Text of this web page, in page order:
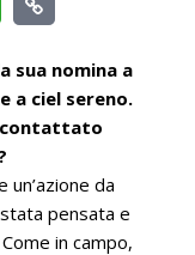
sua nomina a
a ciel sereno.
contattato
da
pensata e
in campo,